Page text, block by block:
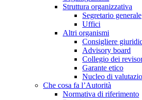
Struttura organizzativa
Segretario generale
Uffici
Altri organismi
Consigliere
Advisory board
Collegio dei
Garante etico
Nucleo di
Che cosa fa l’Autorità
Normativa di riferimento